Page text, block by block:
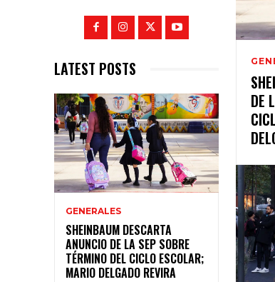
LATEST POSTS
GENERALES
SHEINBAUM DESCARTA
ANUNCIO DE LA SEP SOBRE
TÉRMINO DEL CICLO ESCOLAR;
MARIO DELGADO REVIRA
DE